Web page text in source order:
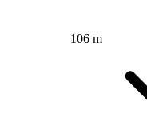
106 m